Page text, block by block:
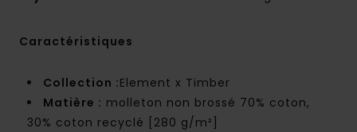
Caractéristiques
Collection :Element x Timber
Matière : molleton non brossé 70% coton,
30% coton recyclé [280 g/m²]